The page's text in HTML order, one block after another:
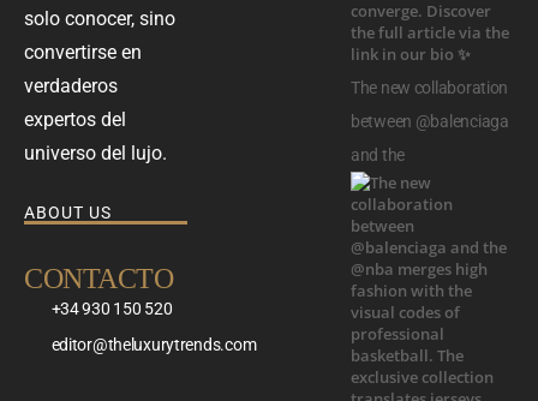
solo conocer, sino
convertirse en
verdaderos
expertos del
universo del lujo.
ABOUT US
CONTACTO
+34 930 150 520
editor@theluxurytrends.com
The new collaboration
between @balenciaga
and the